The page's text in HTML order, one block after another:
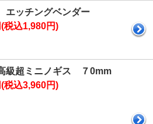
ッチングベンダー
税込1,980円)
級超ミニノギス ７0mm
税込3,960円)